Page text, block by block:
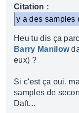
Citation :
y a des samples
Heu tu dis ça
Barry Manilow
eux) ?
Si c'est ça oui,
samples de
Daft...